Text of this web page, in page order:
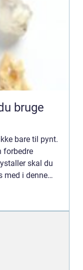
bruge
bare til pynt.
forbedre
skal du
med i denne